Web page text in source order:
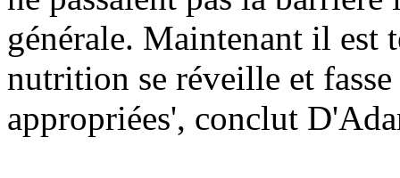
générale. Maintenant il est
nutrition se réveille et
appropriées', conclut